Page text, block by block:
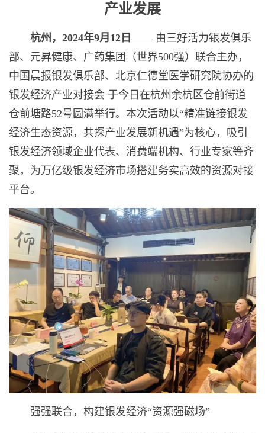
产业发展
杭州， 2024年9月 12 日 —— 由三好活力银发俱乐
部、元昇健康、广药集团（世界500强）联合主办，
中国晨报银发俱乐部、北京仁德堂医学研究院协办的
银发经济产业对接会 于今日在杭州余杭区仓前街道
仓前塘路52号圆满举行。本次活动以“精准链接银发
经济生态资源，共探产业发展新机遇”为核心，吸引
银发经济领域企业代表、消费端机构、行业专家等齐
聚，为万亿级银发经济市场搭建务实高效的资源对接
平台。
强强联合，构建银发经济“资源强磁场”